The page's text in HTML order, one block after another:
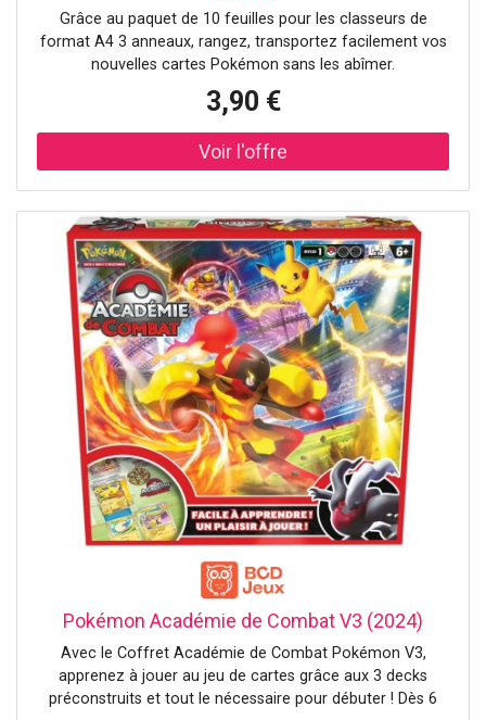
Grâce au paquet de 10 feuilles pour les classeurs de
format A4 3 anneaux, rangez, transportez facilement vos
nouvelles cartes Pokémon sans les abîmer.
3,90 €
Pokémon Académie de Combat V3 (2024)
Avec le Coffret Académie de Combat Pokémon V3,
apprenez à jouer au jeu de cartes grâce aux 3 decks
préconstruits et tout le nécessaire pour débuter ! Dès 6